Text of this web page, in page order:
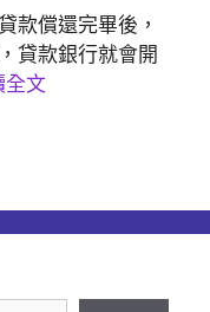
款償還完畢後，
貸款銀行就會開
全文